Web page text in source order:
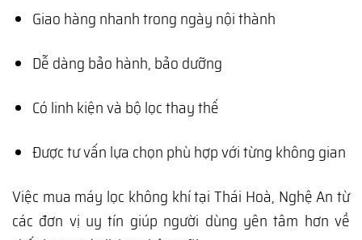
Giao hàng nhanh trong ngày nội thành
Dễ dàng bảo hành, bảo dưỡng
Có linh kiện và bộ lọc thay thế
Được tư vấn lựa chọn phù hợp với từng không gian
Việc mua máy lọc không khí tại Thái Hoà, Nghệ An từ
các đơn vị uy tín giúp người dùng yên tâm hơn về